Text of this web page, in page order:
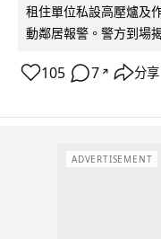
租住單位私設高壓爐及
動鄰居報警。警方到場
105 7 ↗ 分享
ADVERTISEMENT